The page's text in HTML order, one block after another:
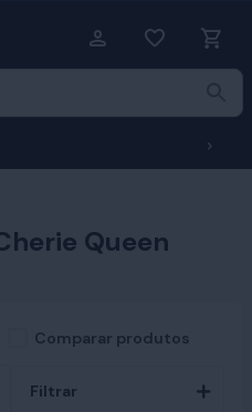
Queen
Comparar produtos
Filtrar